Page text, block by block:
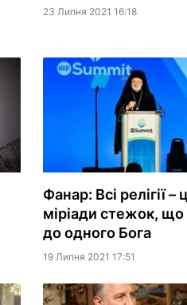
23 Липня 2021 16:18
Фанар: Всі релігії –
міріади стежок, що
до одного Бога
19 Липня 2021 17:51